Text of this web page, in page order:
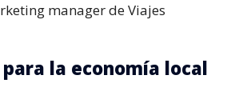
manager de Viajes
la economía local